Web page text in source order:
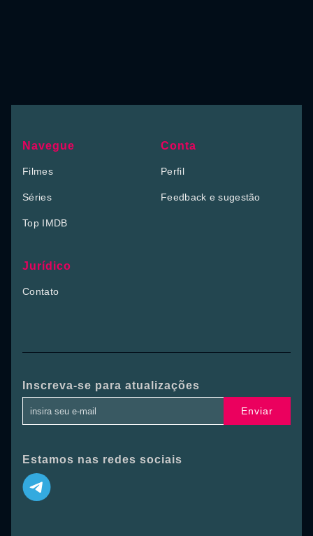
Navegue
Filmes
Séries
Top IMDB
Conta
Perfil
Feedback e sugestão
Jurídico
Contato
Inscreva-se para atualizações
Enviar
Estamos nas redes sociais